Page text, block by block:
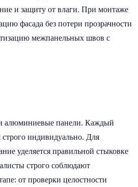
и защиту от влаги. При монтаже
фасада без потери прозрачности
межпанельных швов с
и алюминиевые панели. Каждый
индивидуально. Для
уделяется правильной стыковке
строго соблюдают
от проверки целостности